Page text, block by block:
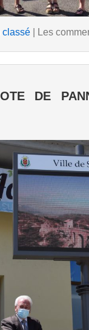
classé| Les
DE